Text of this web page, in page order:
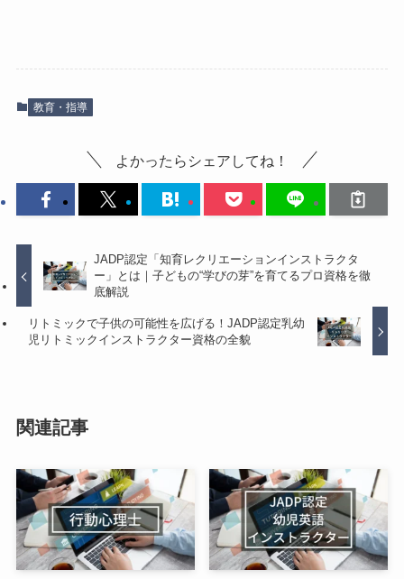
教育・指導
よかったらシェアしてね！
JADP認定「知育レクリエーションインストラクタ
ー」とは｜子どもの“学びの芽”を育てるプロ資格を徹
底解説
リトミックで子供の可能性を広げる！JADP認定乳幼
児リトミックインストラクター資格の全貌
関連記事